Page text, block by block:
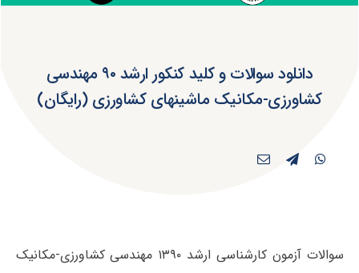
دانلود سوالات و کلید کنکور ارشد ۹۰ مهندسی
کشاورزی-مکانیک ماشینهای کشاورزی (رایگان)
سوالات آزمون کارشناسی ارشد ۱۳۹۰ مهندسی کشاورزی-مکانیک